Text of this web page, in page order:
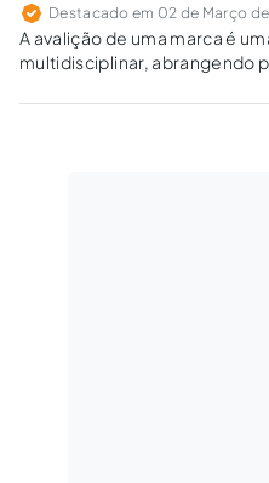
Destacado em 02 de Março
A avalição de uma marca é
multidisciplinar, abrangendo
de um indivíduo, bem como